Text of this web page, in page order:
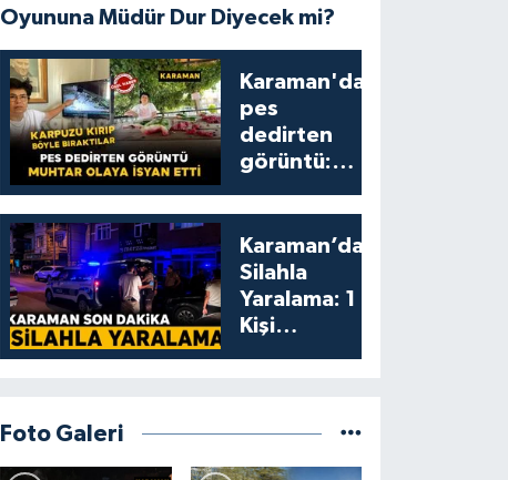
Oyununa Müdür Dur Diyecek mi?
Karaman'da
pes
dedirten
görüntü:
yumruklayıp
yediler,
artıklarını
kamelyada
bıraktılar
Karaman’da
Silahla
Yaralama: 1
Kişi
Foto Galeri